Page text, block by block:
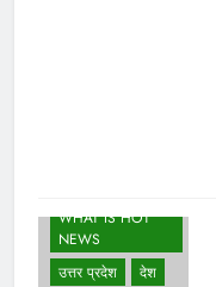
WHAT IS HOT
NEWS
उत्तर प्रदेश
देश